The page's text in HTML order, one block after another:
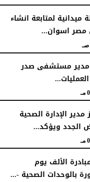
لمتابعة انشاء
مصر اسوان...
مدير مستشفى صدر
مدير الإدارة الصحية
الجدد ويؤكد...
الألف يوم
بالوحدات الصحية -...